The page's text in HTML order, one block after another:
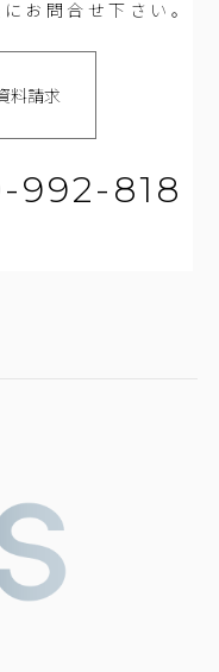
お問合せ下さい。
料請求
992-818